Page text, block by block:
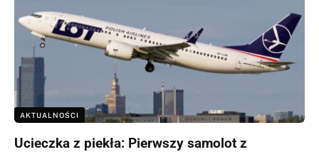
AKTUALNOŚCI
Ucieczka z piekła: Pierwszy samolot z